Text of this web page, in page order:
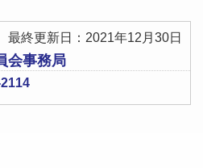
最終更新日：2021年12月30日
会事務局